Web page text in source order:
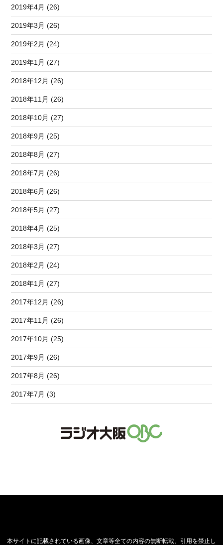
2019年4月 (26)
2019年3月 (26)
2019年2月 (24)
2019年1月 (27)
2018年12月 (26)
2018年11月 (26)
2018年10月 (27)
2018年9月 (25)
2018年8月 (27)
2018年7月 (26)
2018年6月 (26)
2018年5月 (27)
2018年4月 (25)
2018年3月 (27)
2018年2月 (24)
2018年1月 (27)
2017年12月 (26)
2017年11月 (26)
2017年10月 (25)
2017年9月 (26)
2017年8月 (26)
2017年7月 (3)
本サイトに記載されている画像、文章等全ての内容の無断転載、引用を禁止し